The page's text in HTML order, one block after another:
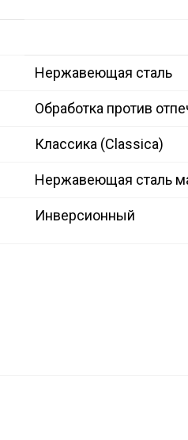
Нержавеющая сталь
Обработка против
Классика (Classica)
Нержавеющая сталь
Инверсионный